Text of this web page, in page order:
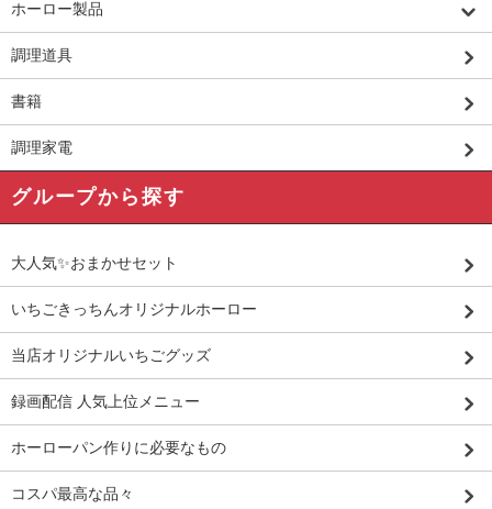
ホーロー製品
調理道具
書籍
調理家電
グループから探す
大人気✨おまかせセット
いちごきっちんオリジナルホーロー
当店オリジナルいちごグッズ
録画配信 人気上位メニュー
ホーローパン作りに必要なもの
コスパ最高な品々